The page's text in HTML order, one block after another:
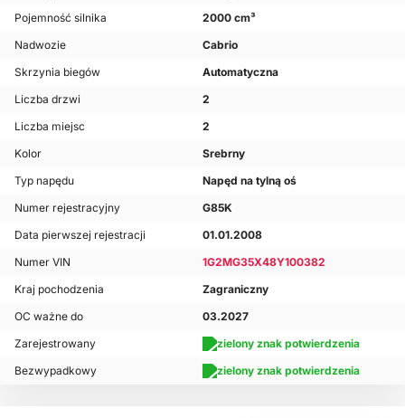
Pojemność silnika
2000 cm³
Nadwozie
Cabrio
Skrzynia biegów
Automatyczna
Liczba drzwi
2
Liczba miejsc
2
Kolor
Srebrny
Typ napędu
Napęd na tylną oś
Numer rejestracyjny
G85K
Data pierwszej rejestracji
01.01.2008
Numer VIN
1G2MG35X48Y100382
Kraj pochodzenia
Zagraniczny
OC ważne do
03.2027
Zarejestrowany
Bezwypadkowy